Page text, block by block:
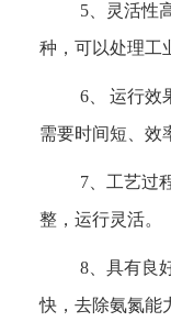
5、灵活性
种，可以处理工
6、 运行效
需要时间短、效
7、工艺过
整，运行灵活。
8、具有良
快，去除氨氮能